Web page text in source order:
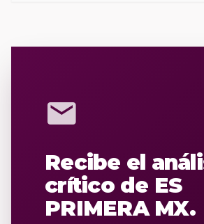
mail
Recibe el
crítico de ES
PRIMERA MX.